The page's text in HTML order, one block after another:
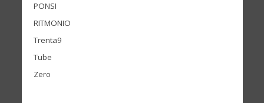
PONSI
RITMONIO
Trenta9
Tube
Zero